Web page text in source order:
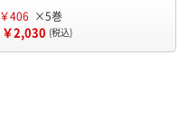
￥406 ×5巻
￥2,030 (税込)